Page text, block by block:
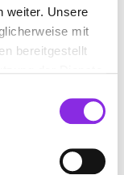
weiter. Unsere
mit
bereitgestellt